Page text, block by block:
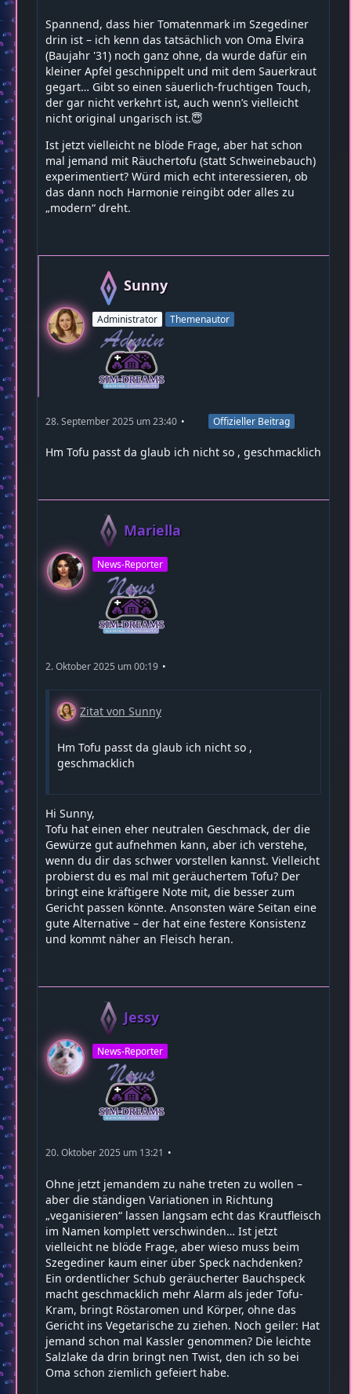
Spannend, dass hier Tomatenmark im Szegediner
drin ist – ich kenn das tatsächlich von Oma Elvira
(Baujahr '31) noch ganz ohne, da wurde dafür ein
kleiner Apfel geschnippelt und mit dem Sauerkraut
gegart… Gibt so einen säuerlich-fruchtigen Touch,
der gar nicht verkehrt ist, auch wenn’s vielleicht
nicht original ungarisch ist.😇
Ist jetzt vielleicht ne blöde Frage, aber hat schon
mal jemand mit Räuchertofu (statt Schweinebauch)
experimentiert? Würd mich echt interessieren, ob
das dann noch Harmonie reingibt oder alles zu
„modern“ dreht.
Sunny
Administrator Themenautor
28. September 2025 um 23:40 Offizieller Beitrag
Hm Tofu passt da glaub ich nicht so , geschmacklich
Mariella
News-Reporter
2. Oktober 2025 um 00:19
Zitat von Sunny
Hm Tofu passt da glaub ich nicht so ,
geschmacklich
Hi Sunny,
Tofu hat einen eher neutralen Geschmack, der die
Gewürze gut aufnehmen kann, aber ich verstehe,
wenn du dir das schwer vorstellen kannst. Vielleicht
probierst du es mal mit geräuchertem Tofu? Der
bringt eine kräftigere Note mit, die besser zum
Gericht passen könnte. Ansonsten wäre Seitan eine
gute Alternative – der hat eine festere Konsistenz
und kommt näher an Fleisch heran.
Jessy
News-Reporter
20. Oktober 2025 um 13:21
Ohne jetzt jemandem zu nahe treten zu wollen –
aber die ständigen Variationen in Richtung
„veganisieren“ lassen langsam echt das Krautfleisch
im Namen komplett verschwinden… Ist jetzt
vielleicht ne blöde Frage, aber wieso muss beim
Szegediner kaum einer über Speck nachdenken?
Ein ordentlicher Schub geräucherter Bauchspeck
macht geschmacklich mehr Alarm als jeder Tofu-
Kram, bringt Röstaromen und Körper, ohne das
Gericht ins Vegetarische zu ziehen. Noch geiler: Hat
jemand schon mal Kassler genommen? Die leichte
Salzlake da drin bringt nen Twist, den ich so bei
Oma schon ziemlich gefeiert habe.